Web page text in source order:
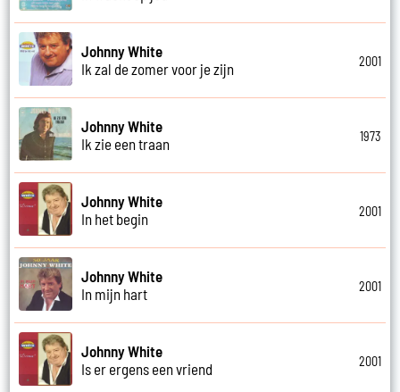
Johnny White
Ik zal de zomer voor je zijn
2001
Johnny White
Ik zie een traan
1973
Johnny White
In het begin
2001
Johnny White
In mijn hart
2001
Johnny White
Is er ergens een vriend
2001